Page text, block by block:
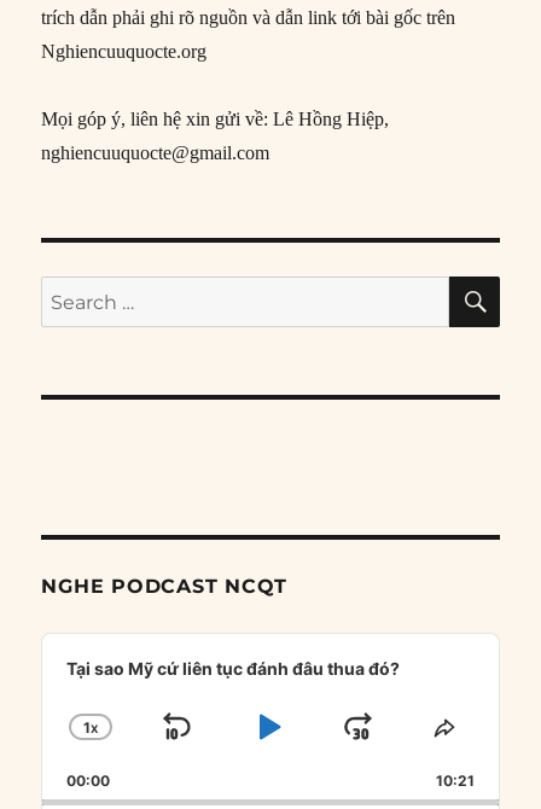
trích dẫn phải ghi rõ nguồn và dẫn link tới bài gốc trên
Nghiencuuquocte.org
Mọi góp ý, liên hệ xin gửi về: Lê Hồng Hiệp,
nghiencuuquocte@gmail.com
Search
for:
NGHE PODCAST NCQT
Audio
Player
Tại sao Mỹ cứ liên tục đánh đâu thua đó?
CHANGE
RATE
1X
SKIP
PLAYJUMP
FORWARD
SHARE
00:00 10:21